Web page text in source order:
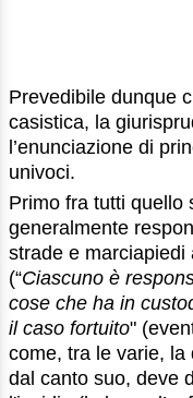
Prevedibile dunque
casistica, la
l’enunciazione di
univoci.
Primo fra tutti quello
generalmente
strade e marciapiedi
(“Ciascuno è
cose che ha in
il caso fortuito"
come, tra le varie, la
dal canto suo, deve